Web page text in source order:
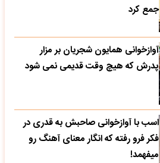
جمع کرد
آوازخوانی همایون شجریان بر مزار
پدرش که هیچ وقت قدیمی نمی شود
اسب با آوازخوانی صاحبش به قدری در
فکر فرو رفته که انگار معنای آهنگ رو
میفهمد!